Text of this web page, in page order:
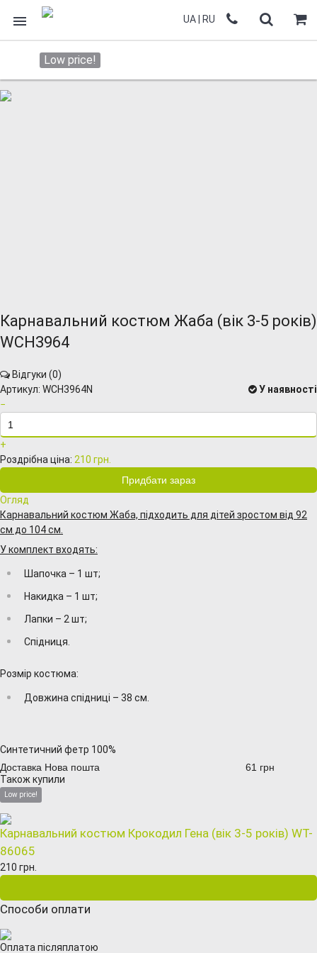
UA RU
Low price!
Карнавальний костюм Жаба (вік 3-5 років)
WCH3964
Відгуки (0)
Артикул: WCH3964N
У наявності
−
+
Роздрібна ціна: 210 грн.
Огляд
Карнавальний костюм Жаба, підходить для дітей зростом від 92
см до 104 см.
У комплект входять:
Шапочка – 1 шт;
Накидка – 1 шт;
Лапки – 2 шт;
Спідниця.
Розмір костюма:
Довжина спідниці – 38 см.
Синтетичний фетр 100%
Доставка Нова пошта
61 грн
Також купили
Low price!
Карнавальний костюм Крокодил Гена (вік 3-5 років) WT-
86065
210 грн.
Способи оплати
Оплата післяплатою